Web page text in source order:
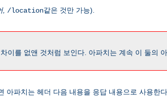
, /location같은 것만 가능).
이를 없앤 것처럼 보인다. 아파치는 계속 이 둘의
파치는 헤더 다음 내용을 응답 내용으로 사용한